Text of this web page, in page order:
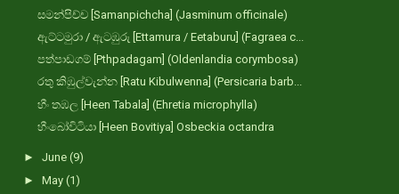
සමන්පිච්ච [Samanpichcha] (Jasminum officinale)
ඇට්ටමුරා / ඇටඹුරු [Ettamura / Eetaburu] (Fagraea c...
පත්පාඩගම් [Pthpadagam] (Oldenlandia corymbosa)
රතු කිඹුල්වැන්න [Ratu Kibulwenna] (Persicaria barb...
හීං තඹල [Heen Tabala] (Ehretia microphylla)
හීංබෝවිටියා [Heen Bovitiya] Osbeckia octandra
► June (9)
► May (1)